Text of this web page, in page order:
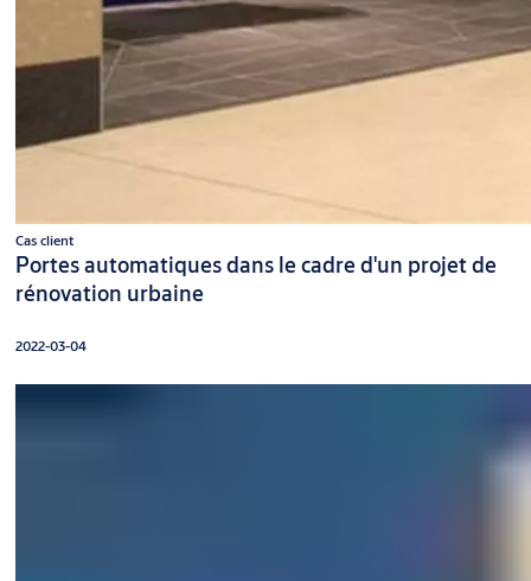
Cas client
Portes automatiques dans le cadre d'un projet de
rénovation urbaine
2022-03-04